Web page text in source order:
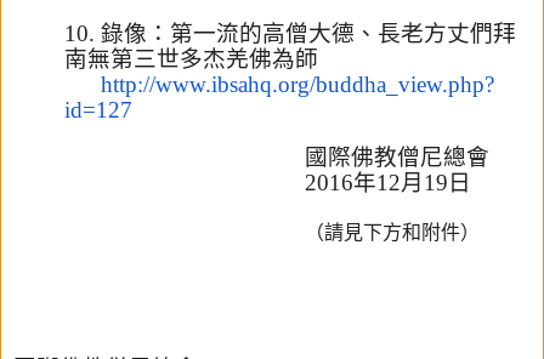
10.錄像：第一流的高僧大德、長老方丈們拜
南無第三世多杰羌佛為師
http://www.ibsahq.org/buddha_view.php?
id=127
國際佛教僧尼總會
2016年12月 19日
（請見下方和附件）